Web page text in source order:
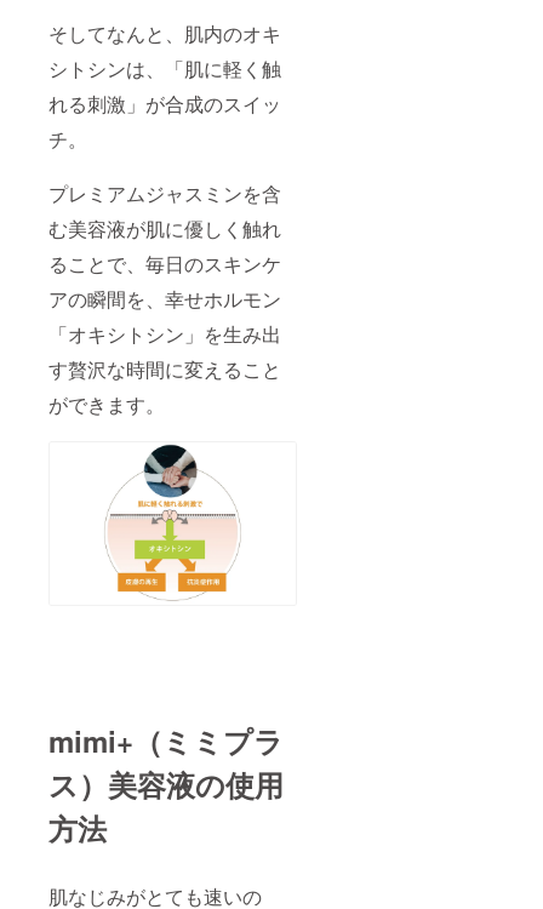
そしてなんと、肌内のオキ
シトシンは、「肌に軽く触
れる刺激」が合成のスイッ
チ。
プレミアムジャスミンを含
む美容液が肌に優しく触れ
ることで、毎日のスキンケ
アの瞬間を、幸せホルモン
「オキシトシン」を生み出
す贅沢な時間に変えること
ができます。
mimi+（ミミプラ
ス）美容液の使用
方法
肌なじみがとても速いの